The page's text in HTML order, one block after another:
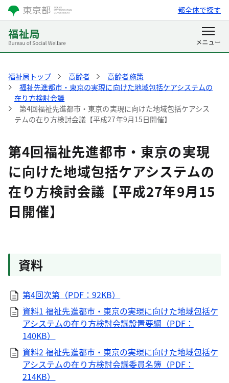
都全体で探す
福祉局トップ 高齢者
高齢者施策
福祉先進都市・東京の実現に向けた地域包括ケアシステムの
在り方検討会議
第4回福祉先進都市・東京の実現に向けた地域包括ケアシス
テムの在り方検討会議【平成27年9月15日開催】
第4回福祉先進都市・東京の実現
に向けた地域包括ケアシステムの
在り方検討会議【平成27年9月15
日開催】
資料
第4回次第（PDF：92KB）
資料1 福祉先進都市・東京の実現に向けた地域包括ケ
アシステムの在り方検討会議設置要綱（PDF：
140KB）
資料2 福祉先進都市・東京の実現に向けた地域包括ケ
アシステムの在り方検討会議委員名簿（PDF：
214KB）